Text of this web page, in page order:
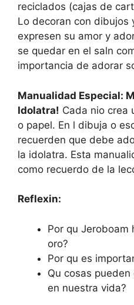
reciclados (cajas de
Lo decoran con dibujos
expresen su amor y
se quedar en el saln
importancia de adorar
Manualidad Especial:
Idolatra! Cada nio crea
o papel. En l dibuja o
recuerden que debe
la idolatra. Esta
como recuerdo de la
Reflexin:
Por qu Jeroboam
oro?
Por qu es
Qu cosas pueden
en nuestra vida?